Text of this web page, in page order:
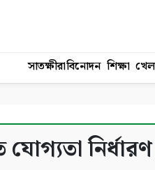
সাতক্ষীরাবিনোদন শিক্ষা
যোগ্যতা